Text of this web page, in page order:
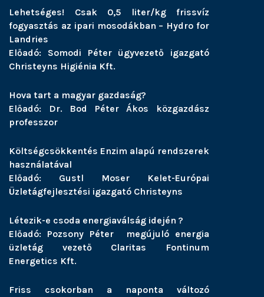
Lehetséges! Csak 0,5 liter/kg frissvíz
fogyasztás az ipari mosodákban – Hydro for
Landries
Előadó: Somodi Péter ügyvezető igazgató
Christeyns Higiénia Kft.
Hova tart a magyar gazdaság?
Előadó: Dr. Bod Péter Ákos közgazdász
professzor
Költségcsökkentés Enzim alapú rendszerek
használatával
Előadó: Gustl Moser Kelet-Európai
Üzletágfejlesztési igazgató Christeyns
Létezik-e csoda energiaválság idején ?
Előadó: Pozsony Péter megújuló energia
üzletág vezető Claritas Fontinum
Energetics Kft.
Friss csokorban a naponta változó